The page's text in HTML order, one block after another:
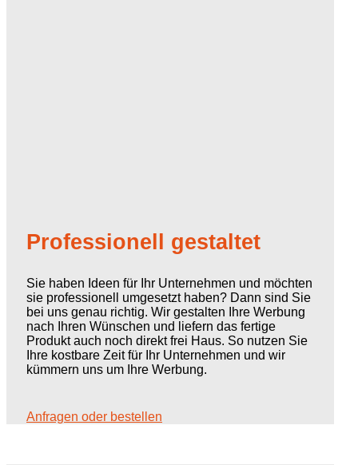
Professionell gestaltet
Sie haben Ideen für Ihr Unternehmen und möchten
sie professionell umgesetzt haben? Dann sind Sie
bei uns genau richtig. Wir gestalten Ihre Werbung
nach Ihren Wünschen und liefern das fertige
Produkt auch noch direkt frei Haus. So nutzen Sie
Ihre kostbare Zeit für Ihr Unternehmen und wir
kümmern uns um Ihre Werbung.
Anfragen oder bestellen